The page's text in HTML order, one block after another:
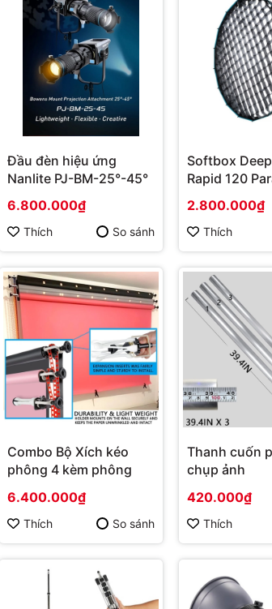
Đầu đèn hiệu ứng
Nanlite PJ-BM-25°-45°
6.800.000₫
Thích So sánh
Softbox
Rapid 120
2.800.000₫
Thích
Combo Bộ Xích kéo
phông 4 kèm phông
6.400.000₫
Thích So sánh
Thanh cuốn
chụp ảnh
420.000₫
Thích